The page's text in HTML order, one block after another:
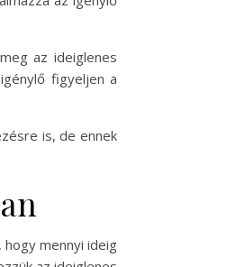
az ideiglenes
figyeljen a
is, de ennek
mennyi ideig